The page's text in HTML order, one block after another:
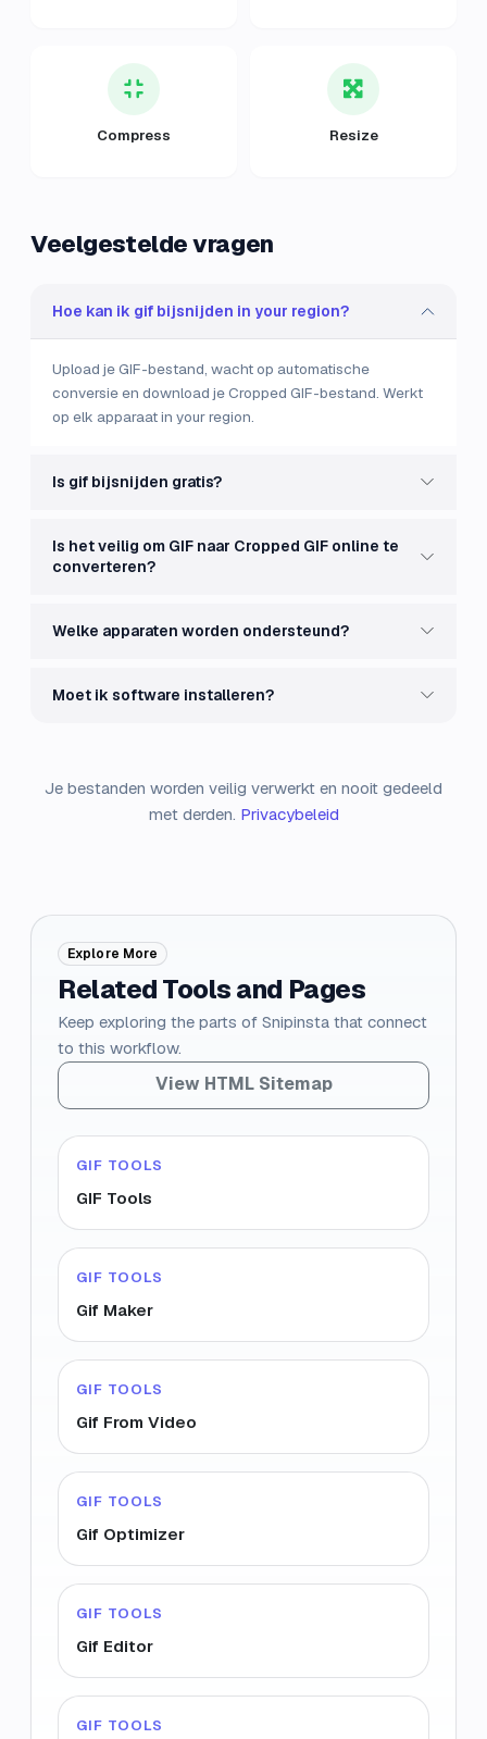
Compress Resize
Veelgestelde vragen
Hoe kan ik gif bijsnijden in your region?
Upload je GIF-bestand, wacht op automatische
conversie en download je Cropped GIF-bestand. Werkt
op elk apparaat in your region.
Is gif bijsnijden gratis?
Is het veilig om GIF naar Cropped GIF online te
converteren?
Welke apparaten worden ondersteund?
Moet ik software installeren?
Je bestanden worden veilig verwerkt en nooit gedeeld
met derden. Privacybeleid
Explore More
Related Tools and Pages
Keep exploring the parts of Snipinsta that connect
to this workflow.
View HTML Sitemap
GIF TOOLS
GIF Tools
GIF TOOLS
Gif Maker
GIF TOOLS
Gif From Video
GIF TOOLS
Gif Optimizer
GIF TOOLS
Gif Editor
GIF TOOLS